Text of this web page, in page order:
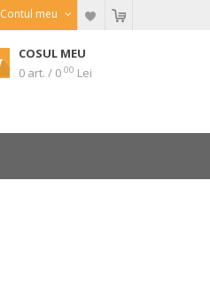
Contul meu
COSUL MEU
0 art. / 0 00 Lei